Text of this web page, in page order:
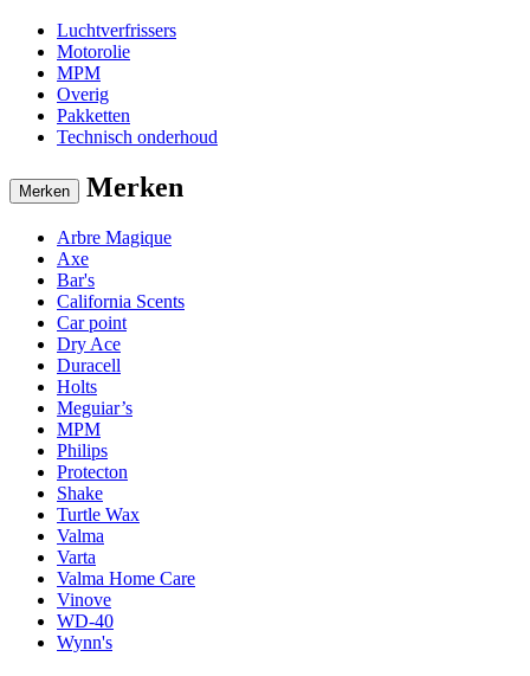
Luchtverfrissers
Motorolie
MPM
Overig
Pakketten
Technisch onderhoud
Merken Merken
Arbre Magique
Axe
Bar's
California Scents
Car point
Dry Ace
Duracell
Holts
Meguiar’s
MPM
Philips
Protecton
Shake
Turtle Wax
Valma
Varta
Valma Home Care
Vinove
WD-40
Wynn's